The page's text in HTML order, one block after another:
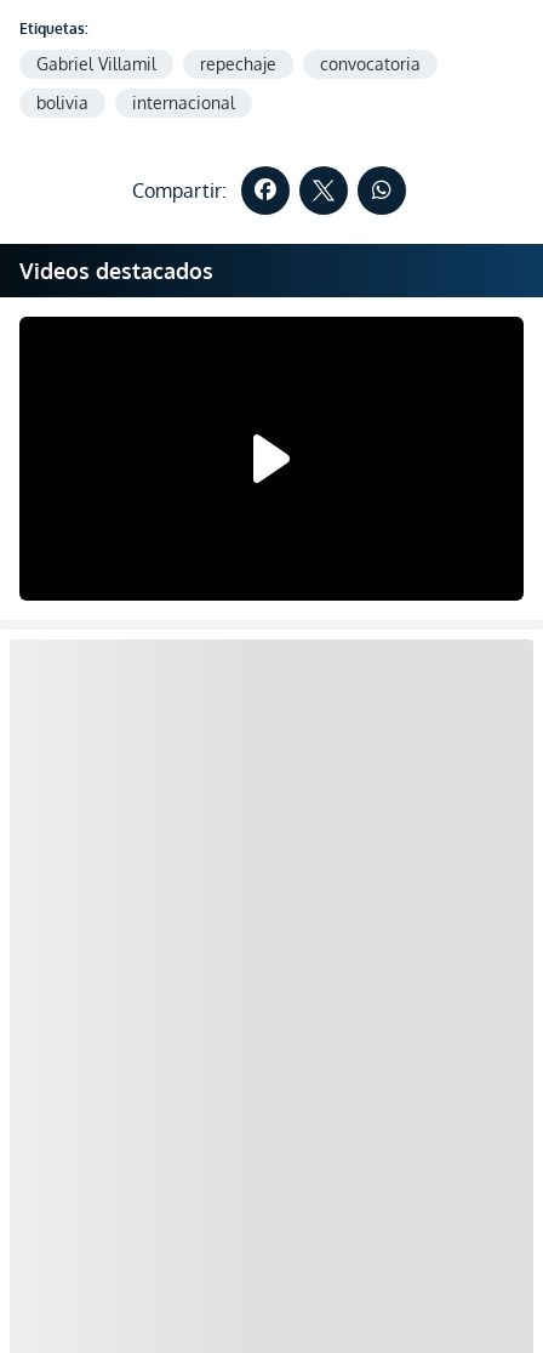
Etiquetas:
Gabriel Villamil repechaje
convocatoria
bolivia
internacional
Compartir:
Videos destacados